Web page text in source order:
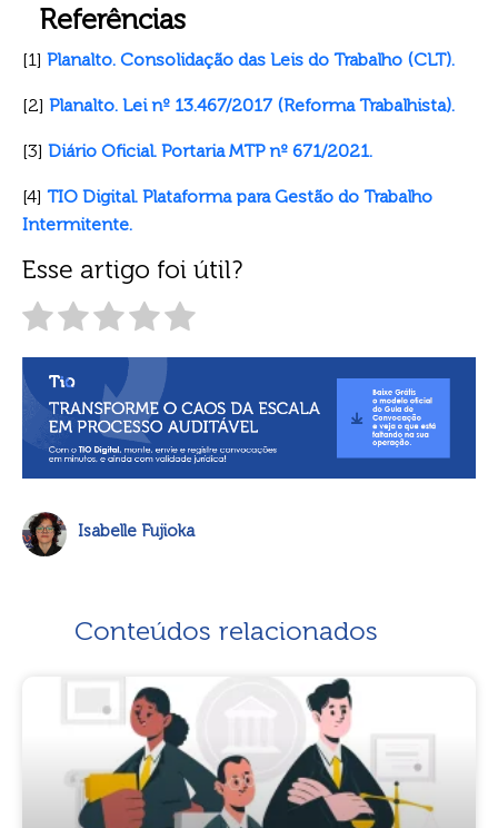
Referências
[1] Planalto. Consolidação das Leis do Trabalho (CLT).
[2] Planalto. Lei nº 13.467/2017 (Reforma Trabalhista).
[3] Diário Oficial. Portaria MTP nº 671/2021.
[4] TIO Digital. Plataforma para Gestão do Trabalho
Intermitente.
Esse artigo foi útil?
Isabelle Fujioka
Conteúdos relacionados